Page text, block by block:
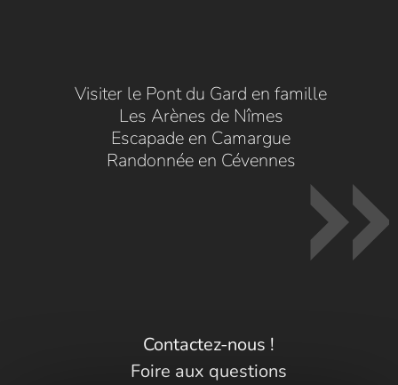
Visiter le Pont du Gard en famille
Les Arènes de Nîmes
Escapade en Camargue
Randonnée en Cévennes
Contactez-nous !
Foire aux questions